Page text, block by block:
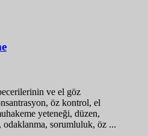
ve el göz
öz kontrol, el
yeteneği, düzen,
odaklanma, sorumluluk, öz ...